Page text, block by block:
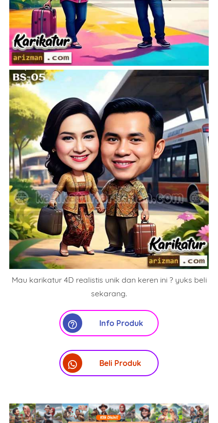
Mau karikatur 4D realistis unik dan keren ini ? yuks beli
sekarang.
Info Produk
Beli Produk